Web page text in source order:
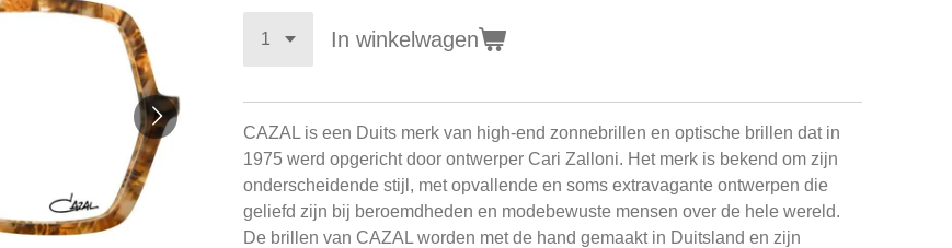
In winkelwagen
CAZAL is een Duits merk van high-end zonnebrillen en optische brillen dat in
1975 werd opgericht door ontwerper Cari Zalloni. Het merk is bekend om zijn
onderscheidende stijl, met opvallende en soms extravagante ontwerpen die
geliefd zijn bij beroemdheden en modebewuste mensen over de hele wereld.
De brillen van CAZAL worden met de hand gemaakt in Duitsland en zijn